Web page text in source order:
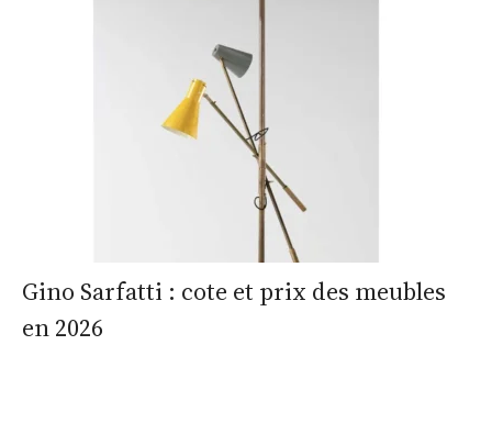
Gino Sarfatti : cote et prix des meubles
en 2026